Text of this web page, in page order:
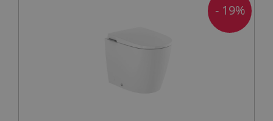
- 19%